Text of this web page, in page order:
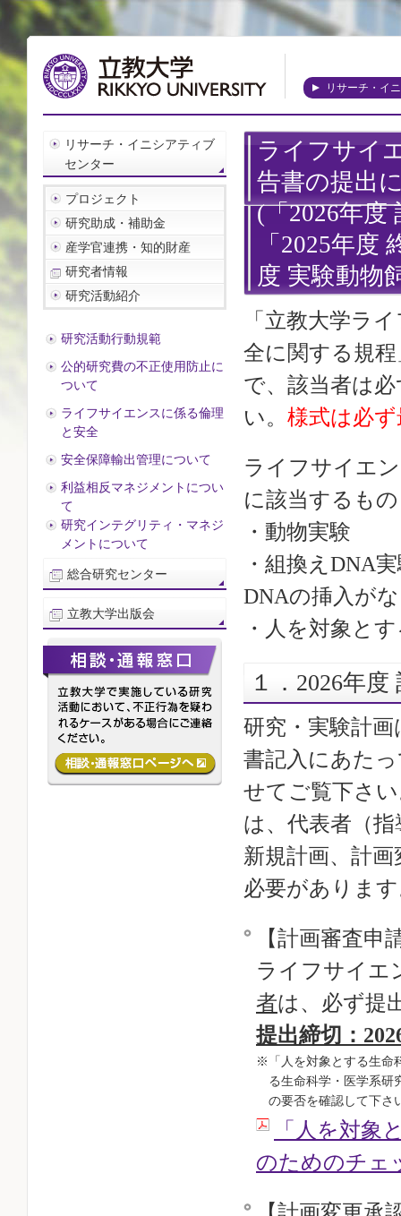
リサーチ・イ
ライフサイ
告書の提出
(「2026年度
「2025年度
度 実験動物
「立教大学ラ
全に関する規
で、該当者は
い。 様式は必
ライフサイエ
に該当するも
・動物実験
・組換えDNA
DNAの挿入が
・人を対象と
１．2026年
研究・実験計
書記入にあた
せてご覧下さ
は、代表者（
新規計画、計
必要がありま
【計画審査申
ライフサイエ
者は、必ず提
提出締切：
※「人を対象とする生命
る生命科学・医学系研
の要否を確認して下さ
「人を対象
のためのチェ
リサーチ・イニシアティブ
センター
プロジェクト
研究助成・補助金
産学官連携・知的財産
研究者情報
研究活動紹介
研究活動行動規範
公的研究費の不正使用防止に
ついて
ライフサイエンスに係る倫理
と安全
安全保障輸出管理について
利益相反マネジメントについ
て
研究インテグリティ・マネジ
メントについて
総合研究センター
立教大学出版会